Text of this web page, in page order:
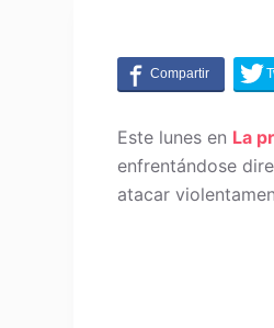
Este lunes en La
enfrentándose
atacar